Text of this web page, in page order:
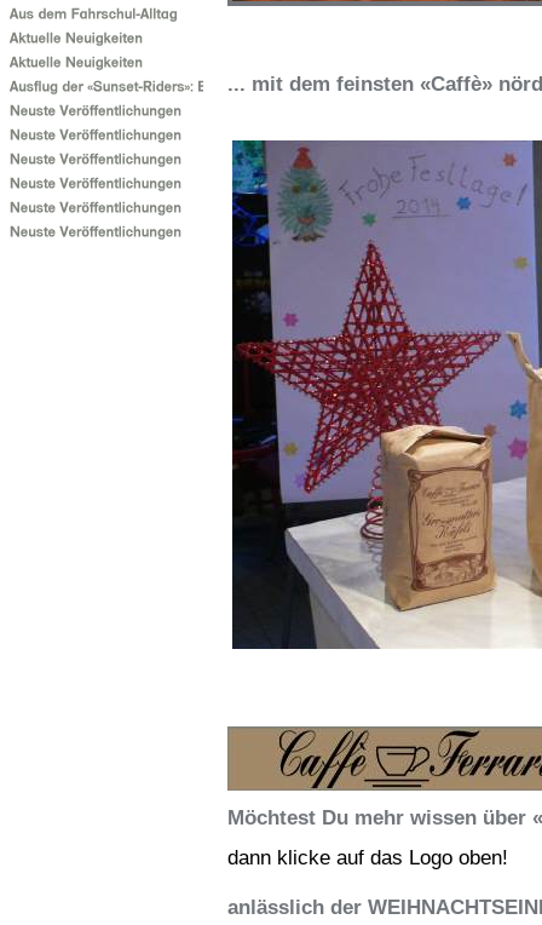
... mit dem feinsten «Caffè»
Möchtest Du mehr wissen über
dann klicke auf das Logo oben!
anlässlich der